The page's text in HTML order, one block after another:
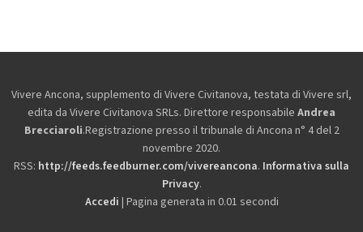
Vivere Ancona, supplemento di Vivere Civitanova, testata di Vivere srl,
edita da Vivere Civitanova SRLs. Direttore responsabile Andrea
Brecciaroli.Registrazione presso il tribunale di Ancona n° 4 del 2
novembre 2020.
RSS: http://feeds.feedburner.com/vivereancona. Informativa sulla
Privacy.
Accedi | Pagina generata in 0.01 secondi